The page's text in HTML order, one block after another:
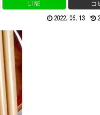
LINE コ
2022.06.13